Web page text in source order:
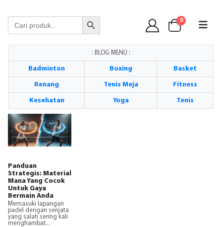
Search
for:
Search Button
0
: BLOG MENU :
Badminton Boxing Basket
Renang Tenis Meja Fitness
Kesehatan Yoga Tenis
Panduan
Strategis: Material
Mana Yang Cocok
Untuk Gaya
Bermain Anda
Memasuki lapangan
padel dengan senjata
yang salah sering kali
menghambat...